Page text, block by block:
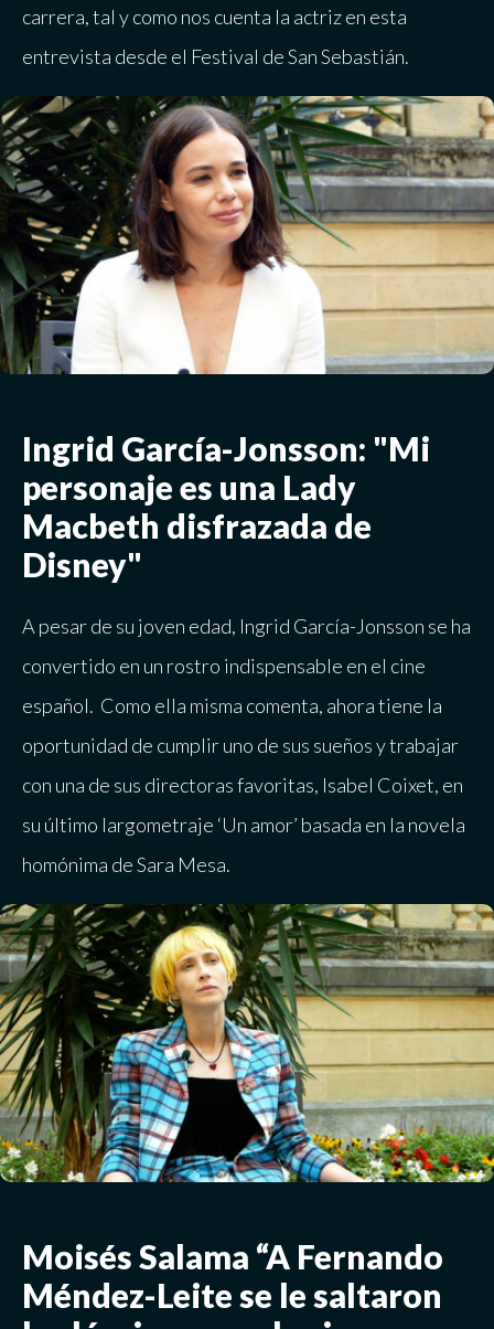
carrera, tal y como nos cuenta la actriz en esta
entrevista desde el Festival de San Sebastián.​
Ingrid García-Jonsson: "Mi
personaje es una Lady
Macbeth disfrazada de
Disney"
A pesar de su joven edad, Ingrid García-Jonsson se ha
convertido en un rostro indispensable en el cine
español. Como ella misma comenta, ahora tiene la
oportunidad de cumplir uno de sus sueños y trabajar
con una de sus directoras favoritas, Isabel Coixet, en
su último largometraje ‘Un amor’ basada en la novela
homónima de Sara Mesa.
Moisés Salama “A Fernando
Méndez-Leite se le saltaron